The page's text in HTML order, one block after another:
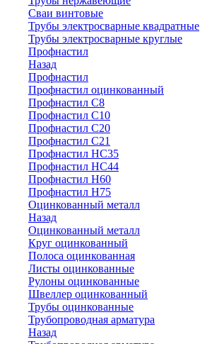
Сваи винтовые
Трубы электросварные квадратные
Трубы электросварные круглые
Профнастил
Назад
Профнастил
Профнастил оцинкованный
Профнастил С8
Профнастил С10
Профнастил С20
Профнастил С21
Профнастил НС35
Профнастил НС44
Профнастил Н60
Профнастил Н75
Оцинкованный металл
Назад
Оцинкованный металл
Круг оцинкованный
Полоса оцинкованная
Листы оцинкованные
Рулоны оцинкованные
Швеллер оцинкованный
Трубы оцинкованные
Трубопроводная арматура
Назад